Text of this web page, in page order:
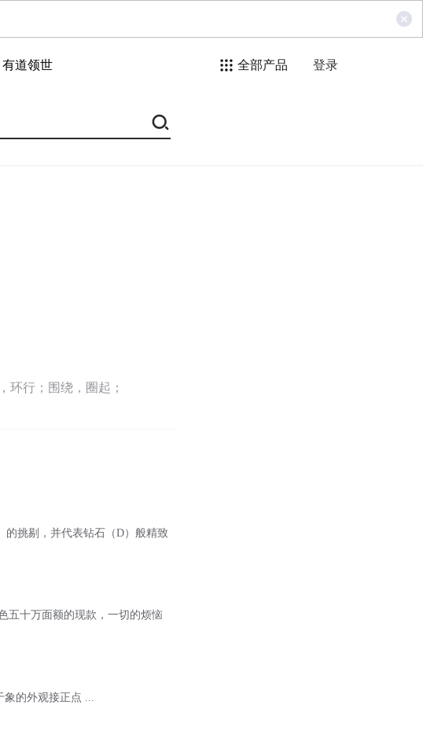
有道领世 全部产品 登录
环行；围绕，圈起；
的挑剔，并代表钻石（D）般精致
五十万面额的现款，一切的烦恼
象的外观接正点 ...